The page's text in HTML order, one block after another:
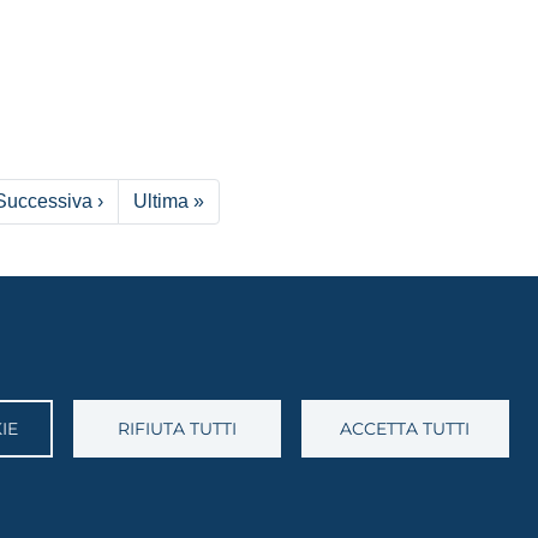
›Pagina successiva
Ultima »Ultima pagina
RIFIUTA TUTTI ACCETTA TUTTI